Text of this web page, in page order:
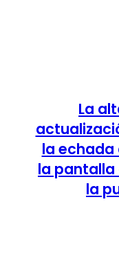
La
la echada
la pantalla
la